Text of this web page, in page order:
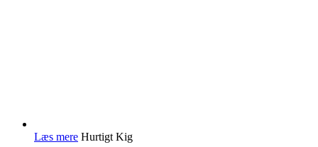
Læs mere Hurtigt Kig